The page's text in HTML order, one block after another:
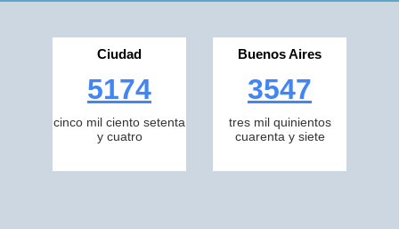
Ciudad
5174
cinco mil ciento setenta
y cuatro
Buenos Aires
3547
tres mil quinientos
cuarenta y siete